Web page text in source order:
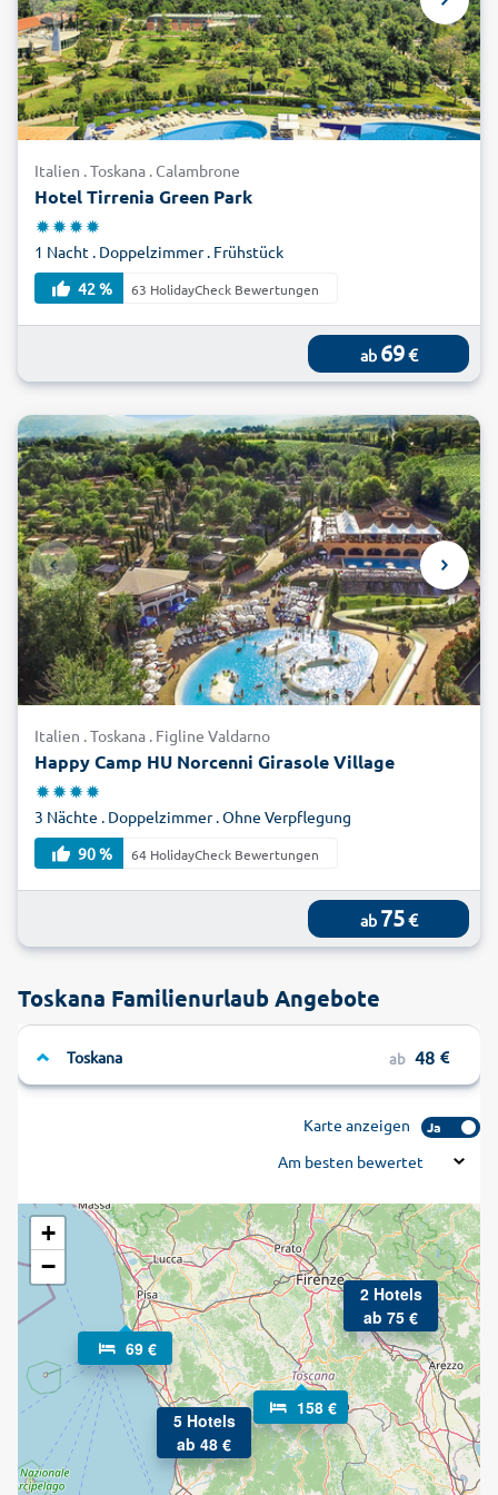
begeistert! Das Traumziel vieler Italien-Urlauber aus
Deutschland erwartet Sie mit offenen Armen! Reisen Sie
günstig und einfach mit alltours zum Familienurlaub in die
Toskana – gleich buchen!
Italien . Toskana . Calambrone
Hotel Tirrenia Green Park
1 Nacht . Doppelzimmer . Frühstück
42 %
63 HolidayCheck Bewertungen
ab 69€
Italien . Toskana . Figline Valdarno
Happy Camp HU Norcenni Girasole Village
3 Nächte . Doppelzimmer . Ohne Verpflegung
90 %
64 HolidayCheck Bewertungen
ab 75€
Toskana Familienurlaub Angebote
Toskana ab 48
Karte anzeigen Ja
Am besten bewertet
2 Hotels
ab 75 €
5 Hotels
ab 48 €
69 €
158 €
+
−